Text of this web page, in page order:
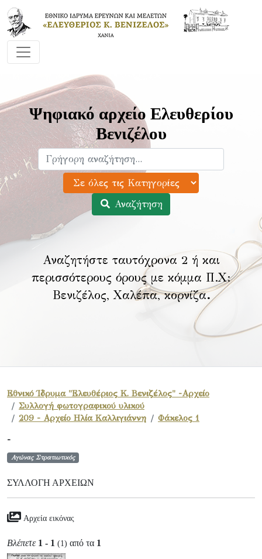
Ψηφιακό αρχείο Ελευθερίου
Βενιζέλου
Αναζήτηση
Αναζητήστε ταυτόχρονα 2 ή και
περισσότερους όρους με κόμμα Π.Χ:
Βενιζέλος, Χαλέπα, κορνίζα.
Εθνικό Ίδρυμα "Ελευθέριος Κ. Βενιζέλος" -Αρχείο
Συλλογή φωτογραφικού υλικού
209 - Αρχείο Ηλία Καλλιγιάννη
Φάκελος 1
-
Αγώνας Στρατιωτικός
ΣΥΛΛΟΓΉ ΑΡΧΕΊΩΝ
Αρχεία εικόνας
Βλέπετε 1 - 1 (1) από τα 1